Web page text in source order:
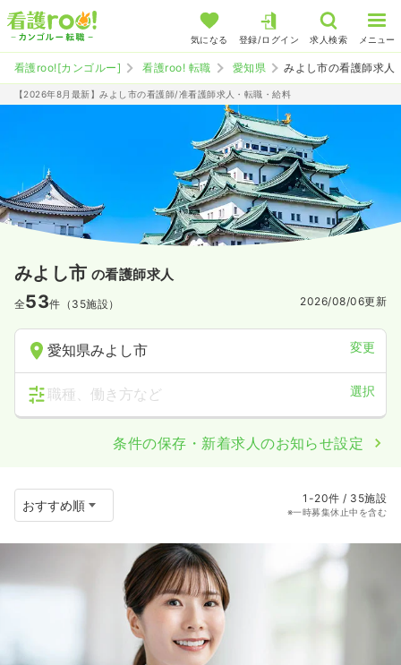
気になる 登録/ログイン 求人検索 メニュー
看護roo![カンゴルー] 看護roo! 転職 愛知県 みよし市の看護師求人
【2026年8月最新】みよし市の看護師/准看護師求人・転職・給料
みよし市 の看護師求人
全53件（35施設） 2026/08/06更新
愛知県みよし市 変更
職種、働き方など 選択
条件の保存・新着求人のお知らせ設定
1-20件 / 35施設
※一時募集休止中を含む